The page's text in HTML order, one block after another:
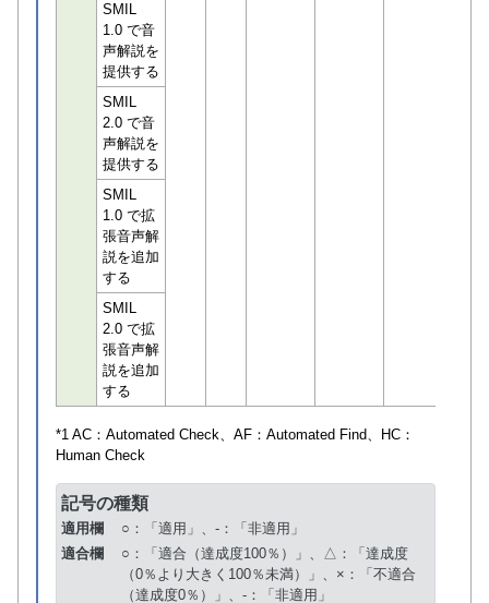
SMIL
1.0 で音
声解説を
提供する
SMIL
2.0 で音
声解説を
提供する
SMIL
1.0 で拡
張音声解
説を追加
する
SMIL
2.0 で拡
張音声解
説を追加
する
*1 AC： Automated Check、AF： Automated Find、HC：
Human Check
記号の種類
適用欄
○：「適用」、-：「非適用」
適合欄
○：「適合（達成度100％）」、△：「達成度
（0％より大きく100％未満）」、×：「不適合
（達成度0％）」、-：「非適用」